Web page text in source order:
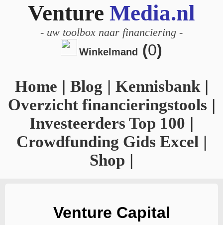
Venture Media.nl
- uw toolbox naar financiering -
Winkelmand (0)
Home | Blog | Kennisbank|
Overzicht financieringstools |
Investeerders Top 100 |
Crowdfunding Gids Excel |
Shop |
Venture Capital